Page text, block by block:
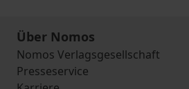
Über Nomos
Nomos Verlagsgesellschaft
Presseservice